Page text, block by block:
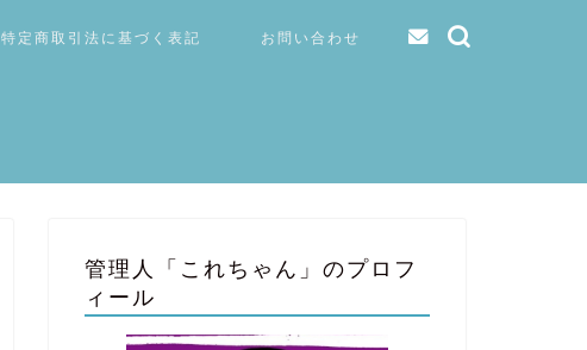
特定商取引法に基づく表記 お問い合わせ
管理人「これちゃん」のプロフ
ィール